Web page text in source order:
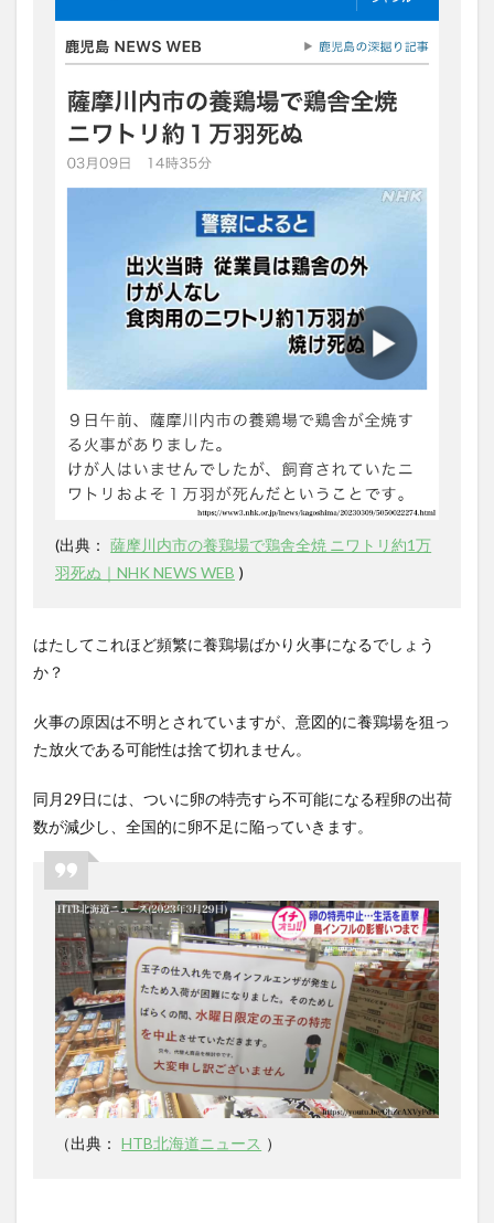
(出典： 薩摩川内市の養鶏場で鶏舎全焼 ニワトリ約1万
羽死ぬ｜NHK NEWS WEB )
はたしてこれほど頻繁に養鶏場ばかり火事になるでしょう
か？
火事の原因は不明とされていますが、意図的に養鶏場を狙っ
た放火である可能性は捨て切れません。
同月 29日には、ついに卵の特売すら不可能になる程卵の出荷
数が減少し、全国的に卵不足に陥っていきます。
（出典： HTB北海道ニュース ）